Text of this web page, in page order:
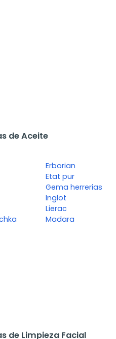
de Aceite
Erborian
Etat pur
Gema herrerias
Inglot
Lierac
Madara
de Limpieza Facial